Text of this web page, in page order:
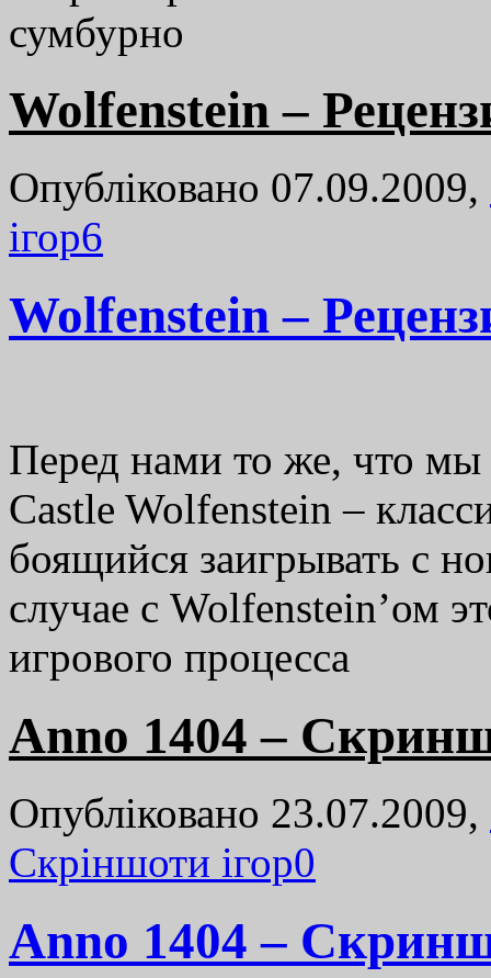
сумбурно
Wolfenstein –
Опубліковано 07.09.2009,
ігор6
Wolfenstein –
Перед нами то же, что мы
Castle Wolfenstein –
боящийся заигрывать с
случае с Wolfenstein’ом
игрового процесса
Anno 1404 –
Опубліковано 23.07.2009,
Cкріншоти ігор0
Anno 1404 –